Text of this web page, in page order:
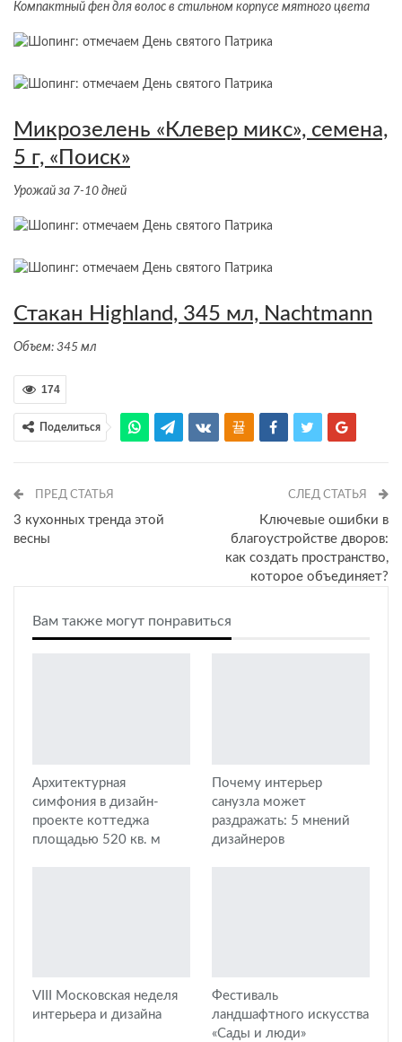
Компактный фен для волос в стильном корпусе мятного цвета
Микрозелень «Клевер микс», семена,
5 г, «Поиск»
Урожай за 7-10 дней
Стакан Highland, 345 мл, Nachtmann
Объем: 345 мл
174
Поделиться
ПРЕД СТАТЬЯ
3 кухонных тренда этой
весны
СЛЕД СТАТЬЯ
Ключевые ошибки в
благоустройстве дворов:
как создать пространство,
которое объединяет?
Вам также могут понравиться
Архитектурная
симфония в дизайн-
проекте коттеджа
площадью 520 кв. м
Почему интерьер
санузла может
раздражать: 5 мнений
дизайнеров
VIII Московская неделя
интерьера и дизайна
Фестиваль
ландшафтного искусства
«Сады и люди»